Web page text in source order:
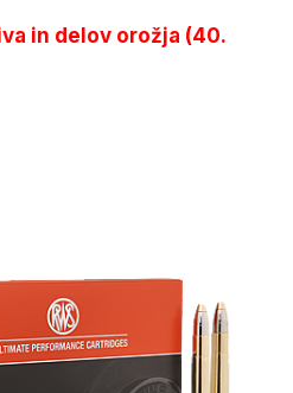
in delov orožja (40.